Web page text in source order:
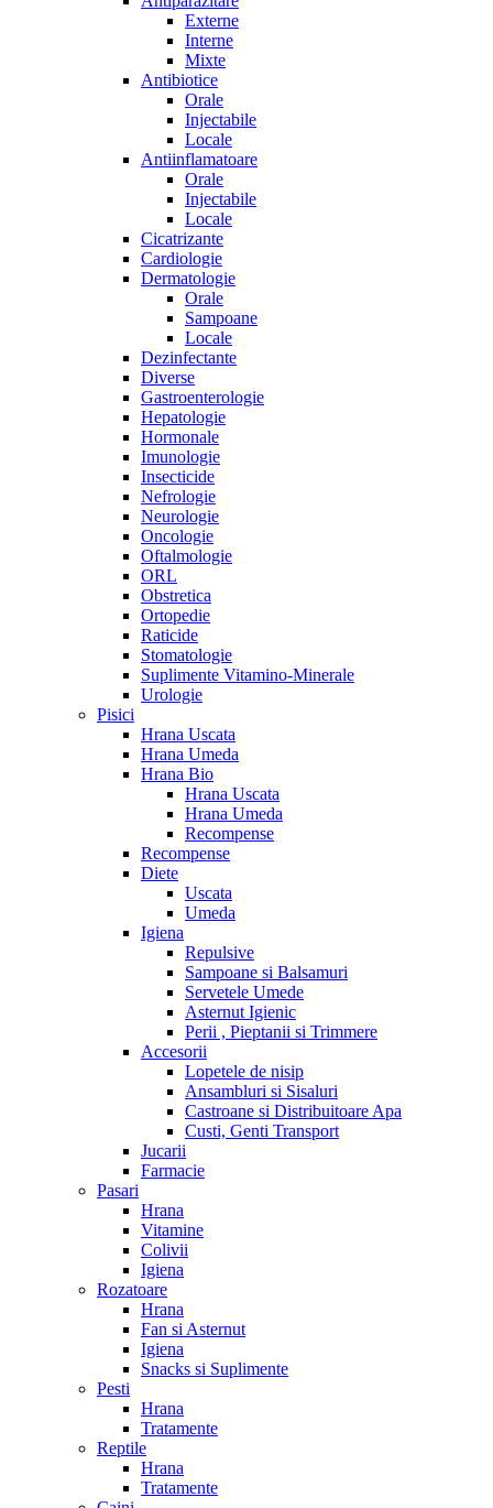
Externe
Interne
Mixte
Antibiotice
Orale
Injectabile
Locale
Antiinflamatoare
Orale
Injectabile
Locale
Cicatrizante
Cardiologie
Dermatologie
Orale
Sampoane
Locale
Dezinfectante
Diverse
Gastroenterologie
Hepatologie
Hormonale
Imunologie
Insecticide
Nefrologie
Neurologie
Oncologie
Oftalmologie
ORL
Obstretica
Ortopedie
Raticide
Stomatologie
Suplimente Vitamino-Minerale
Urologie
Pisici
Hrana Uscata
Hrana Umeda
Hrana Bio
Hrana Uscata
Hrana Umeda
Recompense
Recompense
Diete
Uscata
Umeda
Igiena
Repulsive
Sampoane si Balsamuri
Servetele Umede
Asternut Igienic
Perii , Pieptanii si Trimmere
Accesorii
Lopetele de nisip
Ansambluri si Sisaluri
Castroane si Distribuitoare Apa
Custi, Genti Transport
Jucarii
Farmacie
Pasari
Hrana
Vitamine
Colivii
Igiena
Rozatoare
Hrana
Fan si Asternut
Igiena
Snacks si Suplimente
Pesti
Hrana
Tratamente
Reptile
Hrana
Tratamente